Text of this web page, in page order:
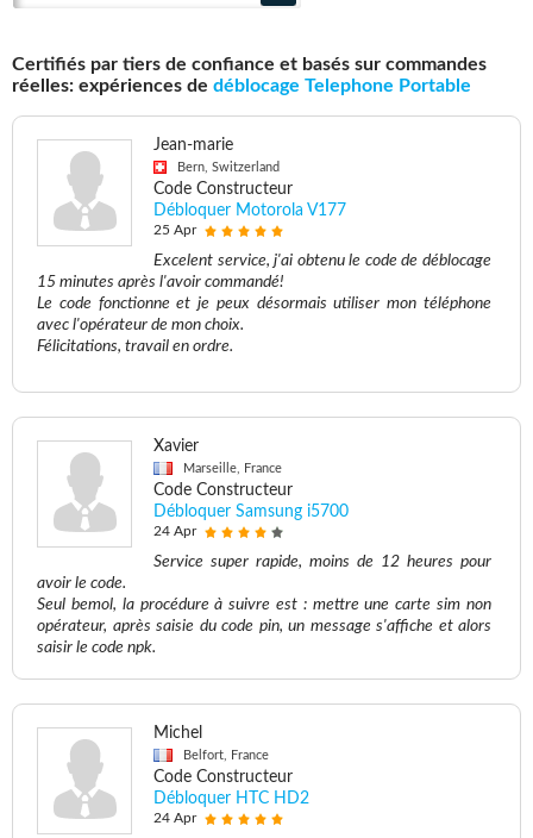
Certifiés par tiers de confiance et basés sur commandes
réelles: expériences de déblocage Telephone Portable
Jean-marie
Bern, Switzerland
Code Constructeur
Débloquer Motorola V177
25 Apr
Excelent service, j'ai obtenu le code de déblocage
15 minutes après l'avoir commandé!
Le code fonctionne et je peux désormais utiliser mon téléphone
avec l'opérateur de mon choix.
Félicitations, travail en ordre.
Xavier
Marseille, France
Code Constructeur
Débloquer Samsung i5700
24 Apr
Service super rapide, moins de 12 heures pour
avoir le code.
Seul bemol, la procédure à suivre est : mettre une carte sim non
opérateur, après saisie du code pin, un message s'affiche et alors
saisir le code npk.
Michel
Belfort, France
Code Constructeur
Débloquer HTC HD2
24 Apr